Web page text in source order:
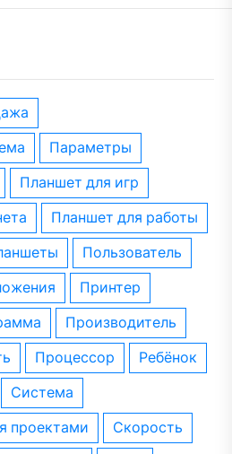
параметры
планшет для игр
планшет для работы
пользователь
принтер
производитель
процессор ребёнок
система
проектами скорость